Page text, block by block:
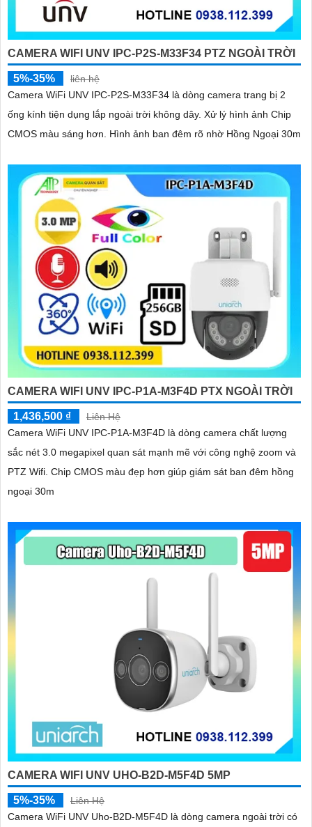
CAMERA WIFI UNV IPC-P2S-M33F34 PTZ NGOÀI TRỜI
5%-35%
liên hệ
Camera WiFi UNV IPC-P2S-M33F34 là dòng camera trang bị 2
ống kính tiện dụng lắp ngoài trời không dây. Xử lý hình ảnh Chip
CMOS màu sáng hơn. Hình ảnh ban đêm rõ nhờ Hồng Ngoại 30m
CAMERA WIFI UNV IPC-P1A-M3F4D PTX NGOÀI TRỜI
1,436,500 ₫
Liên Hệ
Camera WiFi UNV IPC-P1A-M3F4D là dòng camera chất lượng
sắc nét 3.0 megapixel quan sát mạnh mẽ với công nghệ zoom và
PTZ Wifi. Chip CMOS màu đẹp hơn giúp giám sát ban đêm hồng
ngoại 30m
CAMERA WIFI UNV UHO-B2D-M5F4D 5MP
5%-35%
Liên Hệ
Camera WiFi UNV Uho-B2D-M5F4D là dòng camera ngoài trời có